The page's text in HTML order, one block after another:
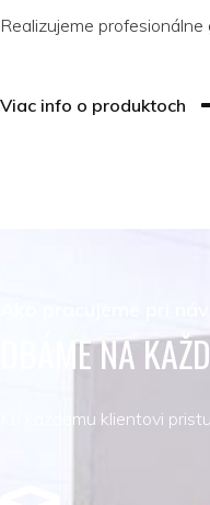
Realizujeme
Viac info o produktoch
DBÁME NA
Ku každému klientovi